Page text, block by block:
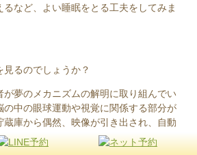
など、よい睡眠をとる工夫をしてみま
るのでしょうか？
が夢のメカニズムの解明に取り組んでい
の中の眼球運動や視覚に関係する部分が
庫から偶然、映像が引き出され、自動
る、というのが一つの説として知られ